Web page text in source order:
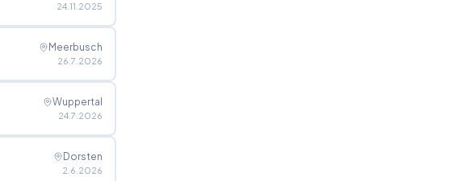
24.11.2025
Meerbusch
26.7.2026
Wuppertal
24.7.2026
Dorsten
2.6.2026